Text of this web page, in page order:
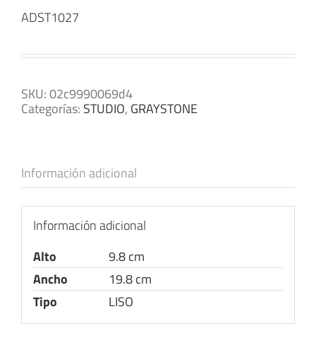
ADST1027
SKU:02c9990069d4
Categorías: STUDIO, GRAYSTONE
Información adicional
Información adicional
Alto
9.8 cm
Ancho
19.8 cm
Tipo
LISO